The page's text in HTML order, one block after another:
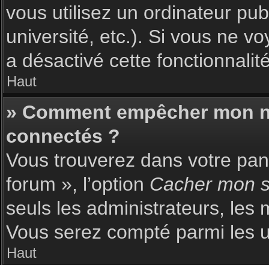
vous utilisez un ordinateur
université, etc.). Si vous ne
a désactivé cette
Haut
» Comment empêcher mon
connectés ?
Vous trouverez dans votre
forum », l’option Cacher mon
seuls les administrateurs, les
Vous serez compté parmi les
Haut